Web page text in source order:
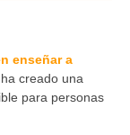
enseñar a
ha creado una
para personas